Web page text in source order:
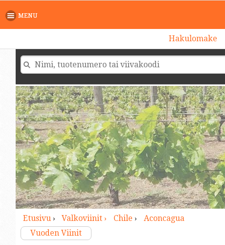
MENU
Hakulomake
Etusivu› Valkoviinit › Chile ›
Aconcagua
Vuoden Viinit